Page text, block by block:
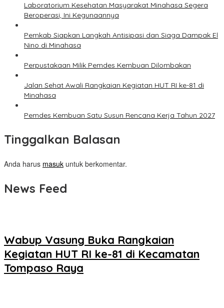
Laboratorium Kesehatan Masyarakat Minahasa Segera
Beroperasi, Ini Kegunaannya
Pemkab Siapkan Langkah Antisipasi dan Siaga Dampak El
Nino di Minahasa
Perpustakaan Milik Pemdes Kembuan Dilombakan
Jalan Sehat Awali Rangkaian Kegiatan HUT RI ke-81 di
Minahasa
Pemdes Kembuan Satu Susun Rencana Kerja Tahun 2027
Tinggalkan Balasan
Anda harus masuk untuk berkomentar.
News Feed
Wabup Vasung Buka Rangkaian
Kegiatan HUT RI ke-81 di Kecamatan
Tompaso Raya